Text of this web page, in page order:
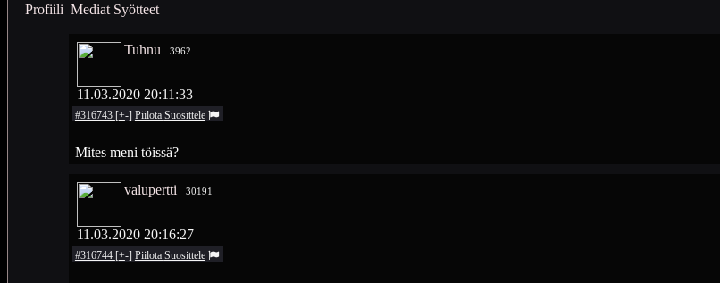
Profiili Mediat Syötteet
Tuhnu 3962
11.03.2020 20:11:33
#316743 [+-] Piilota Suosittele
Mites meni töissä?
valupertti 30191
11.03.2020 20:16:27
#316744 [+-] Piilota Suosittele